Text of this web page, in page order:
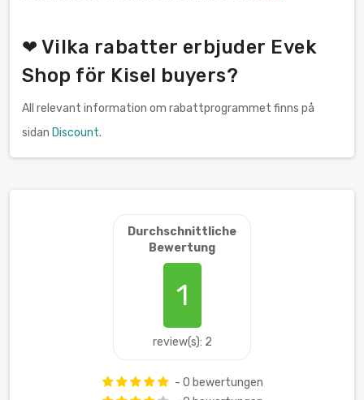
❤ Vilka rabatter erbjuder Evek
Shop för Kisel buyers?
All relevant information om rabattprogrammet finns på
sidan Discount.
Durchschnittliche
Bewertung
1
review(s): 2
- 0 bewertungen